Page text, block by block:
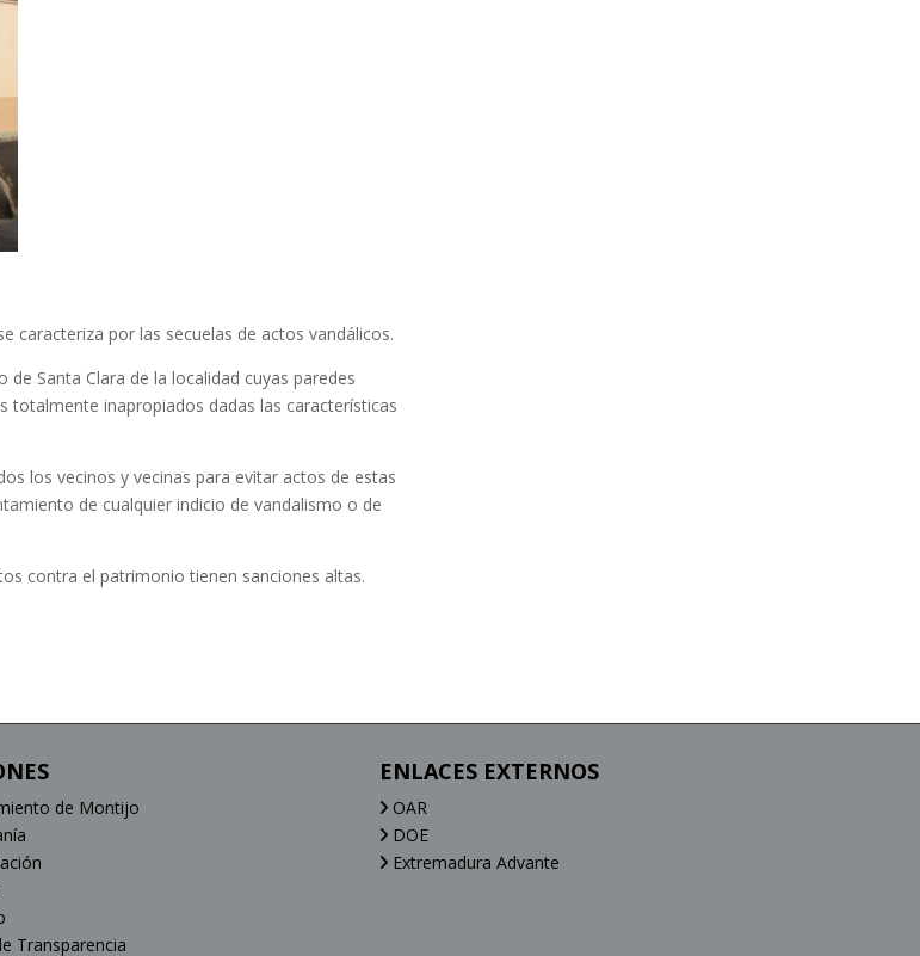
caracteriza por las secuelas de actos vandálicos.
Santa Clara de la localidad cuyas paredes
inapropiados dadas las características
los vecinos y vecinas para evitar actos de estas
de cualquier indicio de vandalismo o de
contra el patrimonio tienen sanciones altas.
de Montijo
Transparencia
ENLACES EXTERNOS
OAR
DOE
Extremadura Advante